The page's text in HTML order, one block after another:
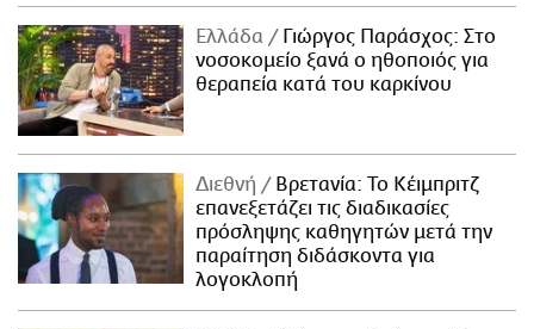
Ελλάδα
Γιώργος Παράσχος: Στο
νοσοκομείο ξανά ο ηθοποιός για
θεραπεία κατά του καρκίνου
Διεθνή
Βρετανία: Το Κέιμπριτζ
επανεξετάζει τις διαδικασίες
πρόσληψης καθηγητών μετά την
παραίτηση διδάσκοντα για
λογοκλοπή